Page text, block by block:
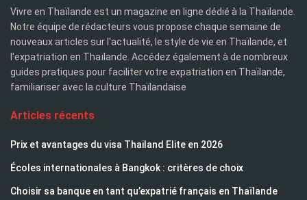
Vivre en Thaïlande est un magazine en ligne dédié à la Thaïlande.
Notre équipe de rédacteurs vous propose chaque semaine de
nouveaux articles sur l'actualité, le style de vie en Thaïlande, et
l'expatriation en Thaïlande. Accédez également à de nombreux
guides pratiques pour faciliter votre expatriation en Thaïlande,
familiariser avec la culture Thaïlandaise
Articles récents
Prix et avantages du visa Thailand Elite en 2026
Écoles internationales à Bangkok : critères de choix
Choisir sa banque en tant qu’expatrié français en Thaïlande